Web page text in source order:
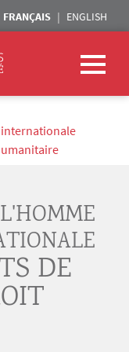
FRANÇAIS ENGLISH
internationale
DE